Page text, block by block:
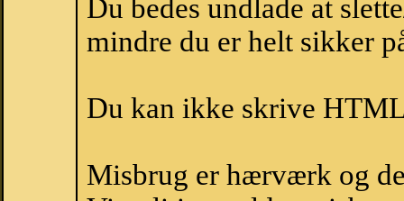
Du bedes undlade at
mindre du er helt sikker
Du kan ikke skrive
Misbrug er hærværk og